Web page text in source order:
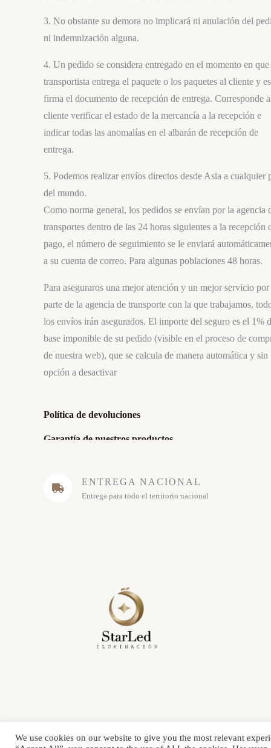
3. No obstante su demora no implicará ni anulación del
ni indemnización alguna.
4. Un pedido se considera entregado en el momento en que
transportista entrega el paquete o los paquetes al cliente y
firma el documento de recepción de entrega. Corresponde
cliente verificar el estado de la mercancía a la recepción e
indicar todas las anomalías en el albarán de recepción de
entrega.
5. Podemos realizar envíos directos desde Asia a cualquier
del mundo.
Como norma general, los pedidos se envían por la agencia
transportes dentro de las 24 horas siguientes a la recepción
pago, el número de seguimiento se le enviará
a su cuenta de correo. Para algunas poblaciones 48 horas.
Para aseguraros una mejor atención y un mejor servicio por
parte de la agencia de transporte con la que trabajamos,
los envíos irán asegurados. El importe del seguro es el 1%
base imponible de su pedido (visible en el proceso de
de nuestra web), que se calcula de manera automática y sin
opción a desactivar
Política de devoluciones
Garantía de nuestros productos
ENTREGA NACIONAL
Entrega para todo el territorio nacional
We use cookies on our website to give you the most relevant